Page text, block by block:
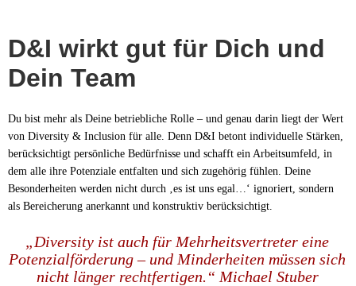
D&I wirkt gut für Dich und
Dein Team
Du bist mehr als Deine betriebliche Rolle – und genau darin liegt der Wert
von Diversity & Inclusion für alle. Denn D&I betont individuelle Stärken,
berücksichtigt persönliche Bedürfnisse und schafft ein Arbeitsumfeld, in
dem alle ihre Potenziale entfalten und sich zugehörig fühlen. Deine
Besonderheiten werden nicht durch ‚es ist uns egal…‘ ignoriert, sondern
als Bereicherung anerkannt und konstruktiv berücksichtigt.
„Diversity ist auch für Mehrheitsvertreter eine
Potenzialförderung – und Minderheiten müssen sich
nicht länger rechtfertigen.“ Michael Stuber